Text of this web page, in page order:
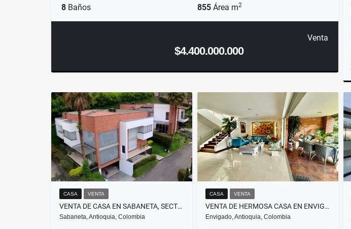
8 Baños 855 Área m2
Venta
$4.400.000.000
CASA VENTA
VENTA DE CASA EN SABANETA, SECTOR CAÑAVERALEJO
Sabaneta, Antioquia, Colombia
CASA VENTA
VENTA DE HERMOSA CASA EN ENVIGADO, SECTOR LOMA LOS BENEDICTINOS
Envigado, Antioquia, Colombia